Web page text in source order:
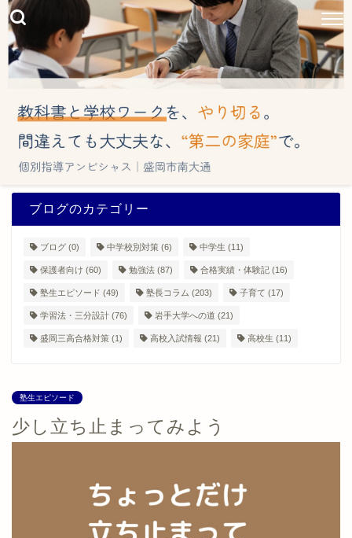
ブログのカテゴリー
ブログ (0) 中学校別対策 (6) 中学生 (11)
保護者向け (60) 勉強法 (87) 合格実績・体験記 (16)
塾生エピソード (49) 塾長コラム (203) 子育て (17)
学習法・三分設計 (76) 岩手大学への道 (21)
盛岡三高合格対策 (1) 高校入試情報 (21) 高校生 (11)
塾生エピソード
少し立ち止まってみよう